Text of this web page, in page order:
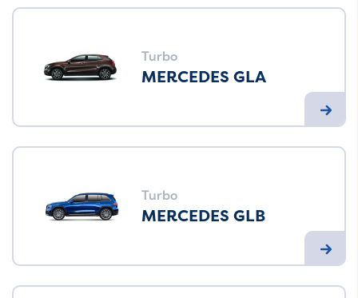
Turbo
MERCEDES GLA
Turbo
MERCEDES GLB